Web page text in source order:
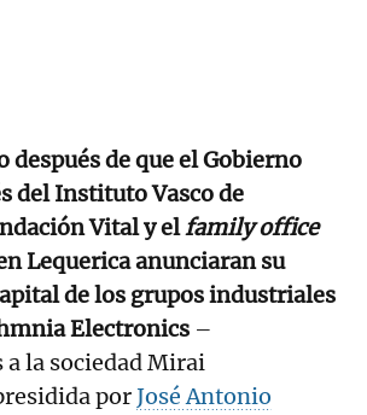
después de que el Gobierno
del Instituto Vasco de
Vital y elfamily office
Lequerica anunciaran su
de los grupos industriales
Electronics –
la sociedad Mirai
porJosé Antonio